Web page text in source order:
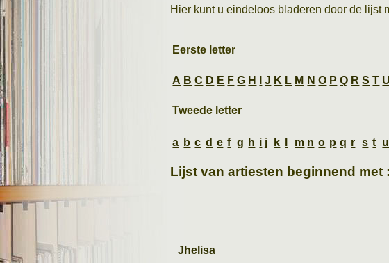
Hier kunt u eindeloos bladeren door de lijst
Eerste letter
A B C D E F G H J K L M N O P Q R S T U
Tweede letter
a b c d e f g h i j k m n o p q r s t u
Lijst van artiesten beginnend met
Jhelisa